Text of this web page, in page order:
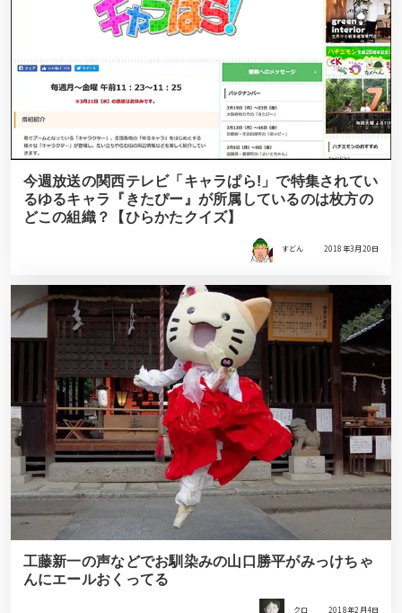
今週放送の関西テレビ「キャラぱら!」で特集されてい
るゆるキャラ『きたぴー』が所属しているのは枚方の
どこの組織？【ひらかたクイズ】
すどん 2018年3月20日
工藤新一の声などでお馴染みの山口勝平がみっけちゃ
んにエールおくってる
クロ 2018年2月4日